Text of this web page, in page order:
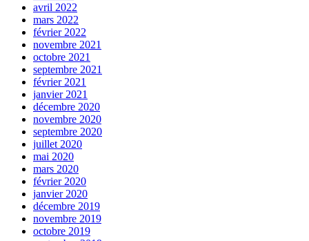
avril 2022
mars 2022
février 2022
novembre 2021
octobre 2021
septembre 2021
février 2021
janvier 2021
décembre 2020
novembre 2020
septembre 2020
juillet 2020
mai 2020
mars 2020
février 2020
janvier 2020
décembre 2019
novembre 2019
octobre 2019